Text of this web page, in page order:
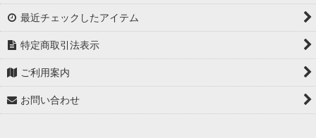
最近チェックしたアイテム
特定商取引法表示
ご利用案内
お問い合わせ